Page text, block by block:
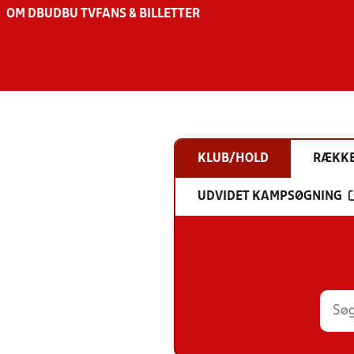
OM DBU DBU TV FANS & BILLETTER
KLUB/HOLD
UDVIDET KAMPSØGNING